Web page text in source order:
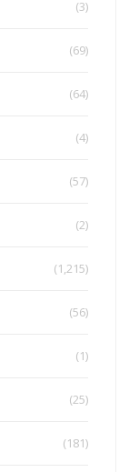
(3)
(69)
(64)
(4)
(57)
(2)
(1,215)
(56)
(1)
(25)
(181)